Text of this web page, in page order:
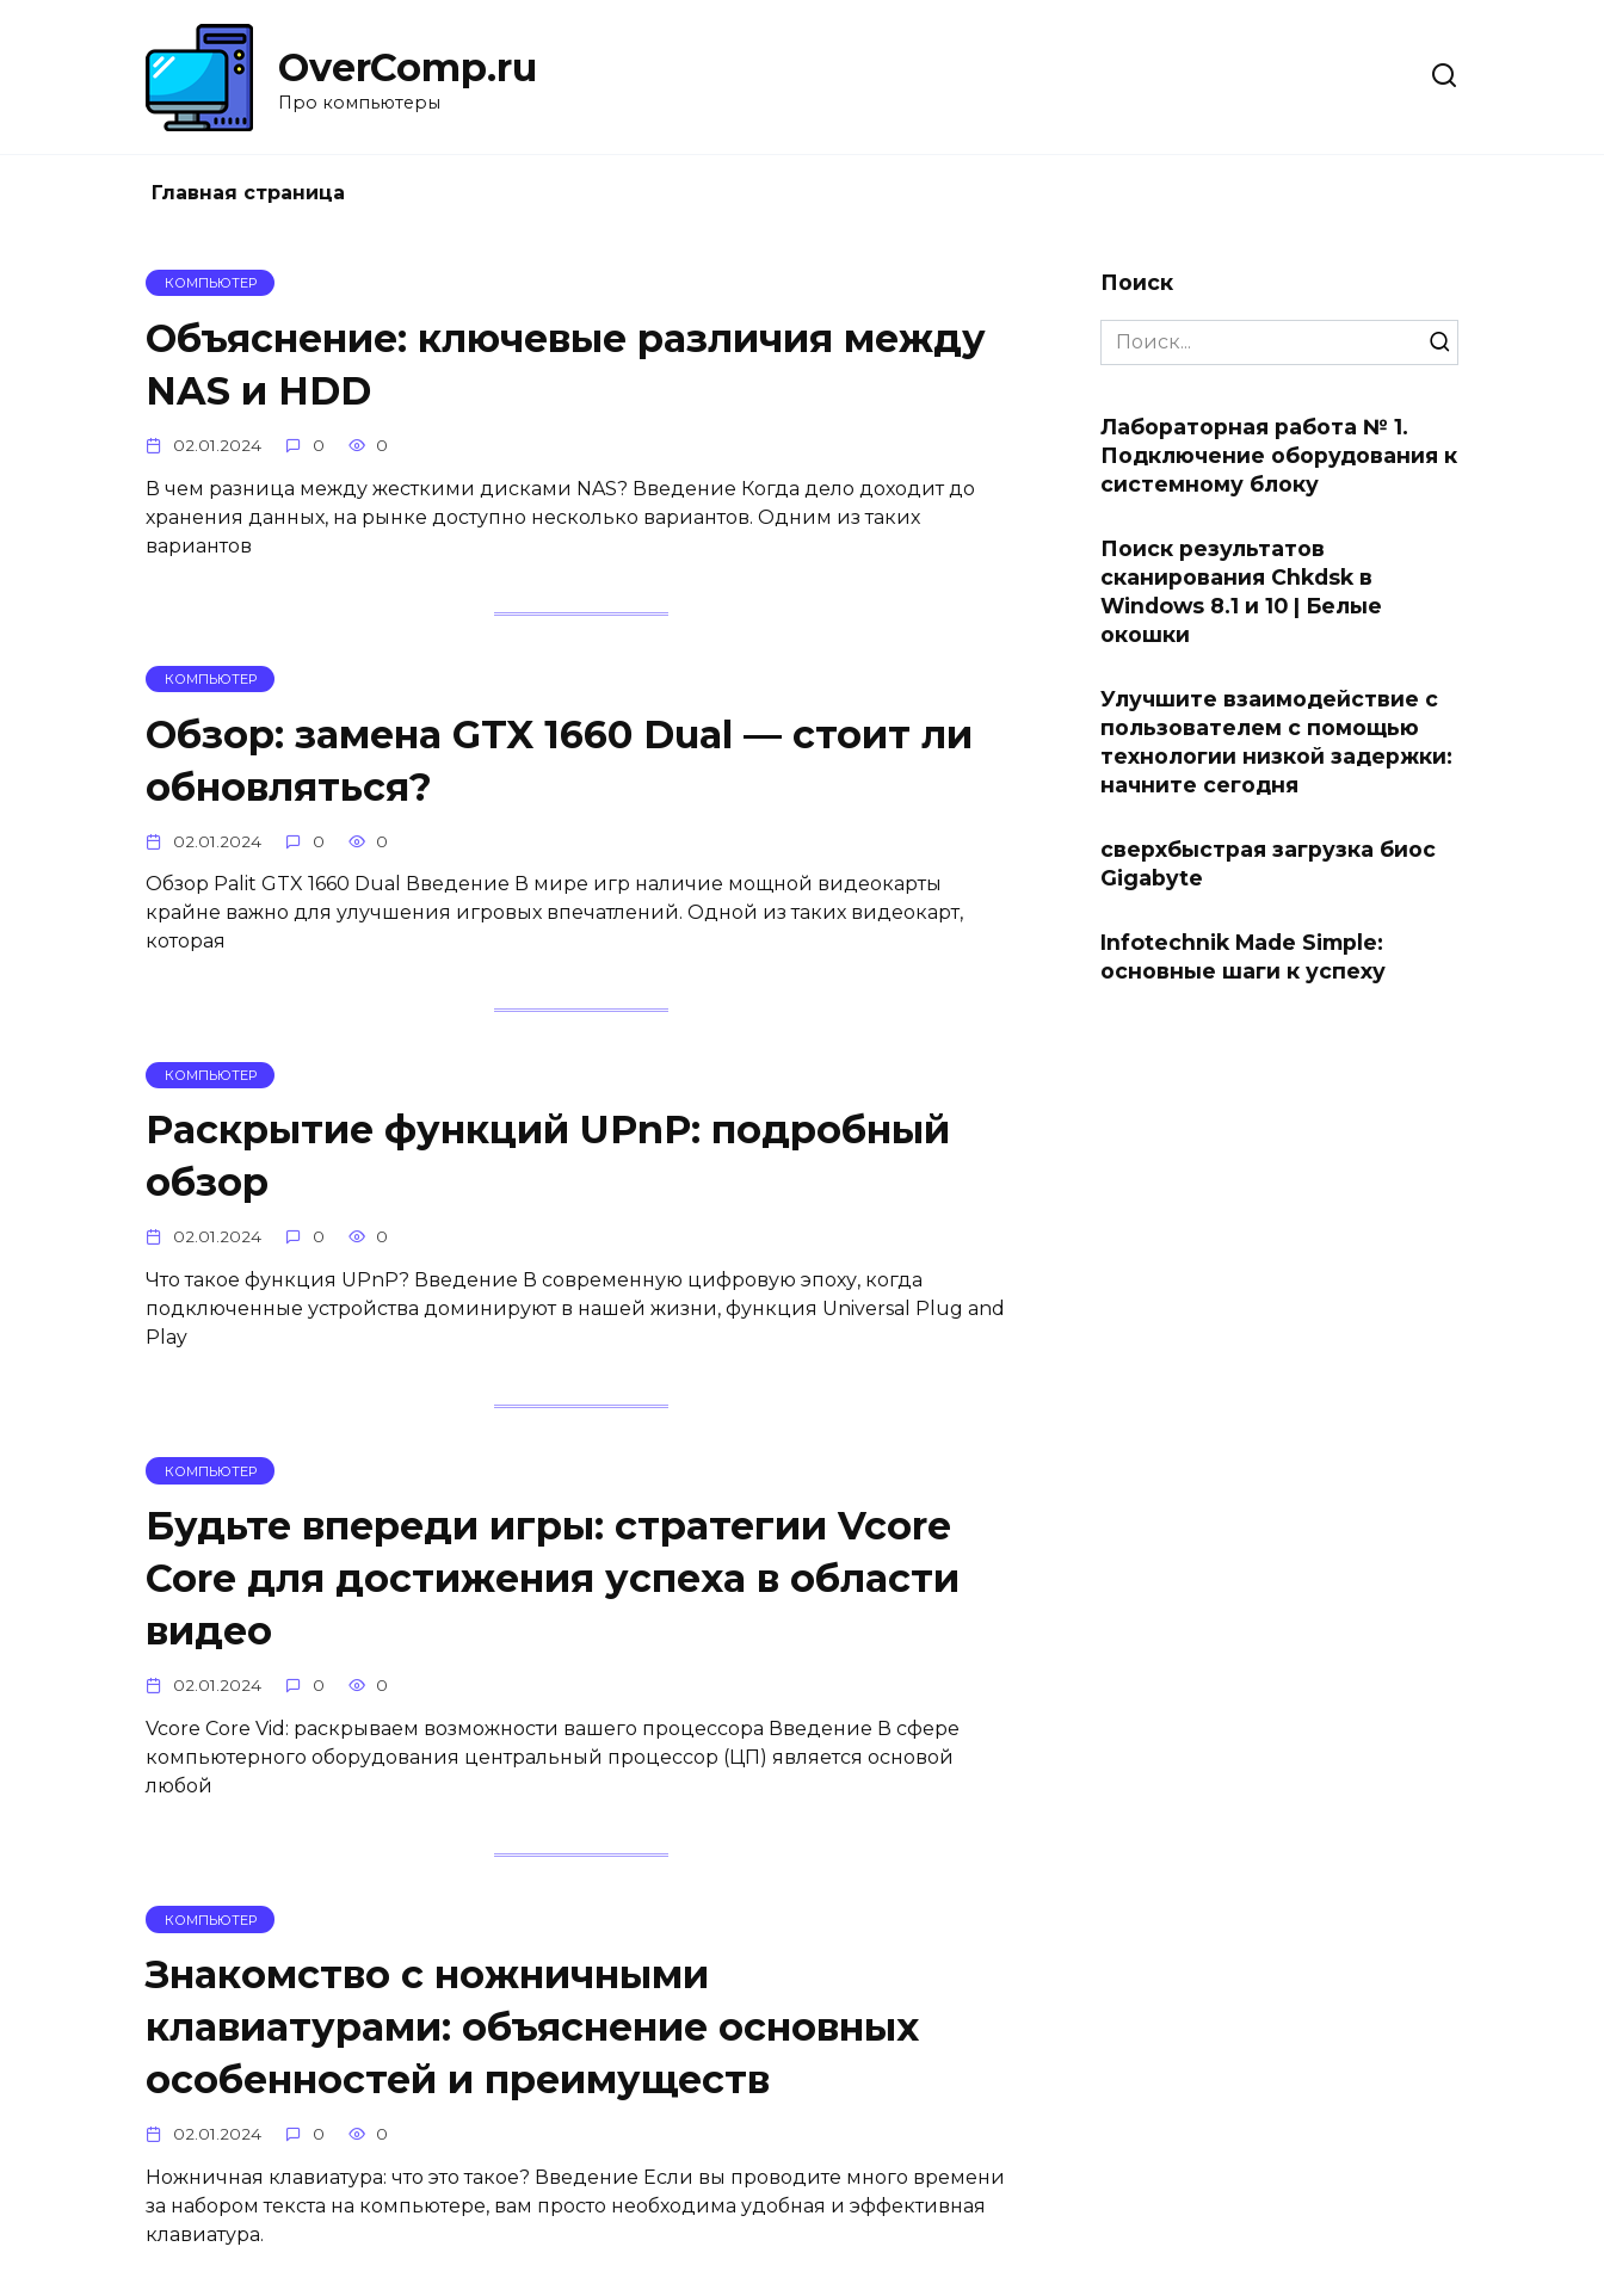
OverComp.ru
Про компьютеры
Главная страница
КОМПЬЮТЕР
Объяснение: ключевые различия между
NAS и HDD
02.01.2024 0 0
В чем разница между жесткими дисками NAS? Введение Когда дело доходит до
хранения данных, на рынке доступно несколько вариантов. Одним из таких
вариантов
КОМПЬЮТЕР
Обзор: замена GTX 1660 Dual — стоит ли
обновляться?
02.01.2024 0 0
Обзор Palit GTX 1660 Dual Введение В мире игр наличие мощной видеокарты
крайне важно для улучшения игровых впечатлений. Одной из таких видеокарт,
которая
КОМПЬЮТЕР
Раскрытие функций UPnP: подробный
обзор
02.01.2024 0 0
Что такое функция UPnP? Введение В современную цифровую эпоху, когда
подключенные устройства доминируют в нашей жизни, функция Universal Plug and
Play
КОМПЬЮТЕР
Будьте впереди игры: стратегии Vcore
Core для достижения успеха в области
видео
02.01.2024 0 0
Vcore Core Vid: раскрываем возможности вашего процессора Введение В сфере
компьютерного оборудования центральный процессор (ЦП) является основой
любой
КОМПЬЮТЕР
Знакомство с ножничными
клавиатурами: объяснение основных
особенностей и преимуществ
02.01.2024 0 0
Ножничная клавиатура: что это такое? Введение Если вы проводите много времени
за набором текста на компьютере, вам просто необходима удобная и эффективная
клавиатура.
Поиск
Search
for:
Лабораторная работа № 1.
Подключение оборудования к
системному блоку
Поиск результатов
сканирования Chkdsk в
Windows 8.1 и 10 | Белые
окошки
Улучшите взаимодействие с
пользователем с помощью
технологии низкой задержки:
начните сегодня
сверхбыстрая загрузка биос
Gigabyte
Infotechnik Made Simple:
основные шаги к успеху